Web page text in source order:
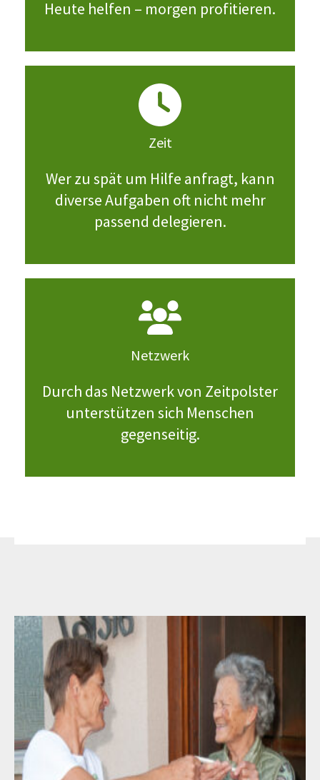
Heute helfen – morgen profitieren.
Zeit
Wer zu spät um Hilfe anfragt, kann
diverse Aufgaben oft nicht mehr
passend delegieren.
Netzwerk
Durch das Netzwerk von Zeitpolster
unterstützen sich Menschen
gegenseitig.